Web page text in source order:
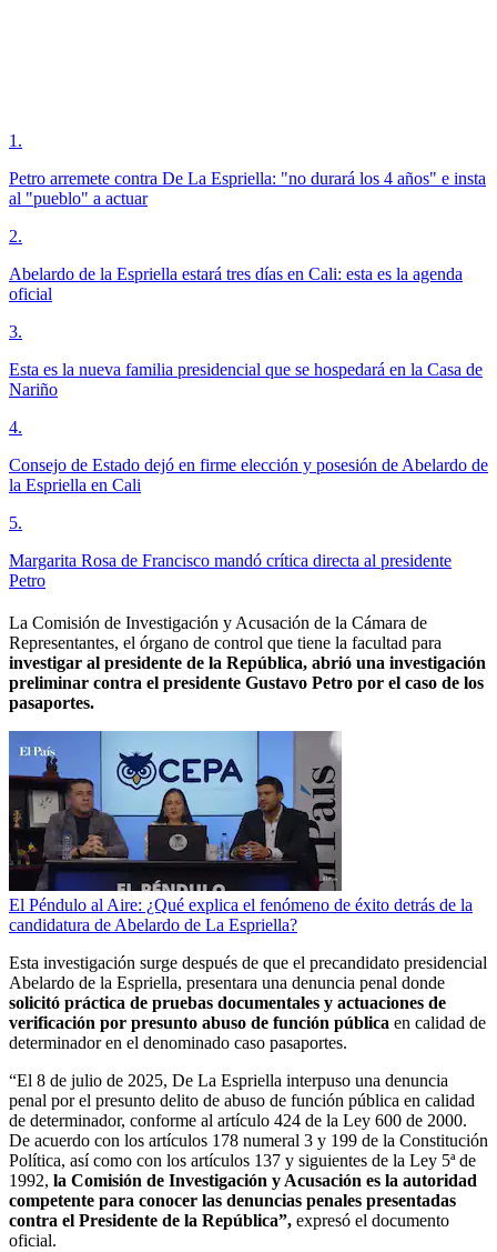
1 .
Petro arremete contra De La Espriella: "no durará los 4 años" e insta
al "pueblo" a actuar
2.
Abelardo de la Espriella estará tres días en Cali: esta es la agenda
oficial
3.
Esta es la nueva familia presidencial que se hospedará en la Casa de
Nariño
4.
Consejo de Estado dejó en firme elección y posesión de Abelardo de
la Espriella en Cali
5.
Margarita Rosa de Francisco mandó crítica directa al presidente
Petro
La Comisión de Investigación y Acusación de la Cámara de
Representantes, el órgano de control que tiene la facultad para
investigar al presidente de la República, abrió una investigación
preliminar contra el presidente Gustavo Petro por el caso de los
pasaportes.
El Péndulo al Aire: ¿Qué explica el fenómeno de éxito detrás de la
candidatura de Abelardo de La Espriella?
Esta investigación surge después de que el precandidato presidencial
Abelardo de la Espriella, presentara una denuncia penal donde
solicitó práctica de pruebas documentales y actuaciones de
verificación por presunto abuso de función pública en calidad de
determinador en el denominado caso pasaportes.
“El 8 de julio de 2025, De La Espriella interpuso una denuncia
penal por el presunto delito de abuso de función pública en calidad
de determinador, conforme al artículo 424 de la Ley 600 de 2000.
De acuerdo con los artículos 178 numeral 3 y 199 de la Constitución
Política, así como con los artículos 137 y siguientes de la Ley 5ª de
1992, la Comisión de Investigación y Acusación es la autoridad
competente para conocer las denuncias penales presentadas
contra el Presidente de la República”, expresó el documento
oficial.